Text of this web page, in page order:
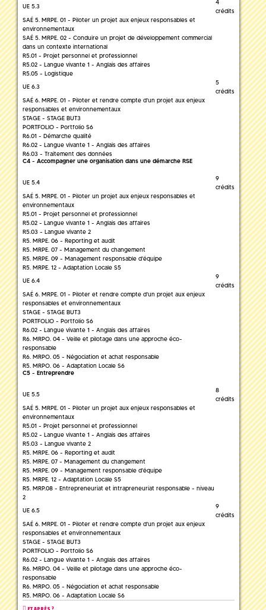
UE 5.3
4
crédits
SAÉ 5. MRPE. 01 - Piloter un projet aux enjeux responsables et
environnementaux
SAÉ 5. MRPE. 02 - Conduire un projet de développement commercial
dans un contexte international
R5.01 - Projet personnel et professionnel
R5.02 - Langue vivante 1 - Anglais des affaires
R5.05 - Logistique
UE 6.3
5
crédits
SAÉ 6. MRPE. 01 - Piloter et rendre compte d'un projet aux enjeux
responsables et environnementaux
STAGE - STAGE BUT3
PORTFOLIO - Portfolio S6
R6.01 - Démarche qualité
R6.02 - Langue vivante 1 - Anglais des affaires
R6.03 - Traitement des données
C4 - Accompagner une organisation dans une démarche RSE
UE 5.4
9
crédits
SAÉ 5. MRPE. 01 - Piloter un projet aux enjeux responsables et
environnementaux
R5.01 - Projet personnel et professionnel
R5.02 - Langue vivante 1 - Anglais des affaires
R5.03 - Langue vivante 2
R5. MRPE. 06 - Reporting et audit
R5. MRPE. 07 - Management du changement
R5. MRPE. 09 - Management responsable d'équipe
R5. MRPE. 12 - Adaptation Locale S5
UE 6.4
9
crédits
SAÉ 6. MRPE. 01 - Piloter et rendre compte d'un projet aux enjeux
responsables et environnementaux
STAGE - STAGE BUT3
PORTFOLIO - Portfolio S6
R6.02 - Langue vivante 1 - Anglais des affaires
R6. MRPO. 04 - Veille et pilotage dans une approche éco-
responsable
R6. MRPO. 05 - Négociation et achat responsable
R5. MRPO. 06 - Adaptation Locale S6
C5 - Entreprendre
UE 5.5
8
crédits
SAÉ 5. MRPE. 01 - Piloter un projet aux enjeux responsables et
environnementaux
R5.01 - Projet personnel et professionnel
R5.02 - Langue vivante 1 - Anglais des affaires
R5.03 - Langue vivante 2
R5. MRPE. 06 - Reporting et audit
R5. MRPE. 07 - Management du changement
R5. MRPE. 09 - Management responsable d'équipe
R5. MRPE. 12 - Adaptation Locale S5
R5. MRP.08 - Entrepreneuriat et intrapreneuriat responsable - niveau
2
UE 6.5
9
crédits
SAÉ 6. MRPE. 01 - Piloter et rendre compte d'un projet aux enjeux
responsables et environnementaux
STAGE - STAGE BUT3
PORTFOLIO - Portfolio S6
R6.02 - Langue vivante 1 - Anglais des affaires
R6. MRPO. 04 - Veille et pilotage dans une approche éco-
responsable
R6. MRPO. 05 - Négociation et achat responsable
R5. MRPO. 06 - Adaptation Locale S6